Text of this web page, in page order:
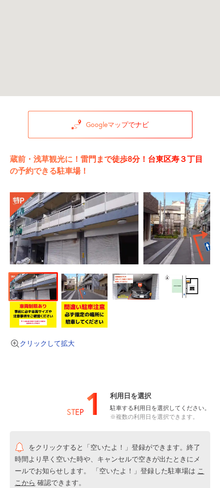
Googleマップでナビ
蔵前・浅草観光に！雷門まで徒歩8分！台東区寿３丁目
の予約できる駐車場！
クリックして拡大
STEP 1 利用日を選択
駐車する利用日を選択してください。
※複数の利用日を選択できます。
をクリックすると「空いたよ！」登録ができます。終了
時間より早く空いた時や、キャンセルで空きが出たときにメ
ールでお知らせします。 「空いたよ！」登録した駐車場は こ
こから 確認できます。